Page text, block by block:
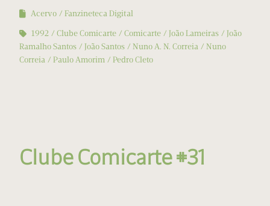
Acervo
Fanzineteca Digital
1992
Clube Comicarte Comicarte João Lameiras
João
Ramalho Santos
João Santos Nuno A. N. Correia
Nuno
Correia
Paulo Amorim Pedro Cleto
Clube Comicarte #31